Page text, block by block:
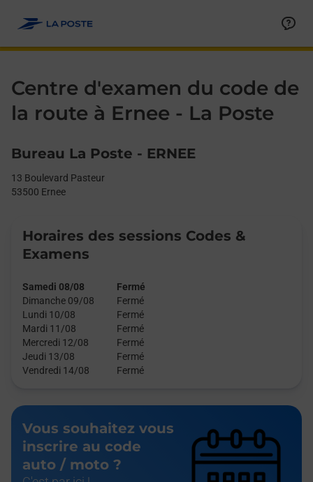
Centre d'examen du code de
la route à Ernee - La Poste
Bureau La Poste - ERNEE
13 Boulevard Pasteur
53500 Ernee
Horaires des sessions Codes &
Examens
Samedi 08/08
Fermé
Dimanche 09/08
Fermé
Lundi 10/08
Fermé
Mardi 11/08
Fermé
Mercredi 12/08
Fermé
Jeudi 13/08
Fermé
Vendredi 14/08
Fermé
Vous souhaitez vous
inscrire au code
auto / moto ?